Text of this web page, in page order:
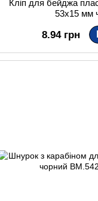
Кліп для бейджа
53x15 мм
8.94 грн